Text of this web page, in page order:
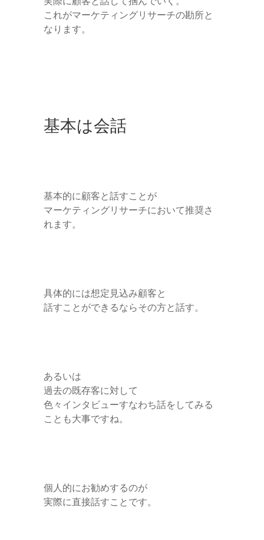
これがマーケティングリサーチの勘所と
なります。
基本は会話
基本的に顧客と話すことが
マーケティングリサーチにおいて推奨さ
れます。
具体的には想定見込み顧客と
話すことができるならその方と話す。
あるいは
過去の既存客に対して
色々インタビューすなわち話をしてみる
ことも大事ですね。
個人的にお勧めするのが
実際に直接話すことです。